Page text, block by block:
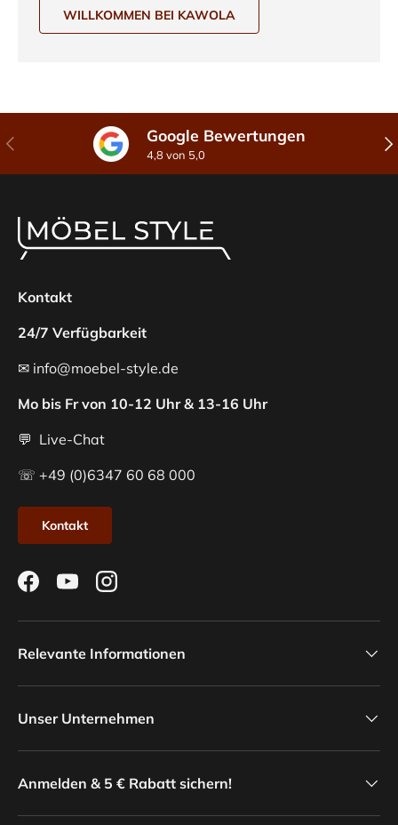
WILLKOMMEN BEI KAWOLA
Vorherige Google Bewertungen
4,8 von 5,0
Kontakt
24/7 Verfügbarkeit
✉ info@moebel-style.de
Mo bis Fr von 10-12 Uhr & 13-16 Uhr
💬 Live-Chat
☏ +49 (0)6347 60 68 000
Kontakt
FacebookYouTubeInstagram
Relevante Informationen
Unser Unternehmen
Anmelden & 5 € Rabatt sichern!